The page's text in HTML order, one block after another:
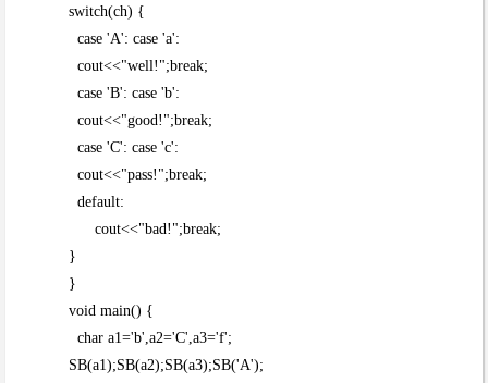
switch(ch) {
case 'A': case 'a':
cout<<"well!";break;
case 'B': case 'b':
cout<<"good!";break;
case 'C': case 'c':
cout<<"pass!";break;
default:
cout<<"bad!";break;
}
}
void main() {
char a1='b',a2='C',a3='f';
SB(a1);SB(a2);SB(a3);SB('A');